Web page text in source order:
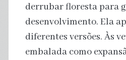
derrubar floresta para
desenvolvimento. Ela
diferentes versões. Às
embalada como